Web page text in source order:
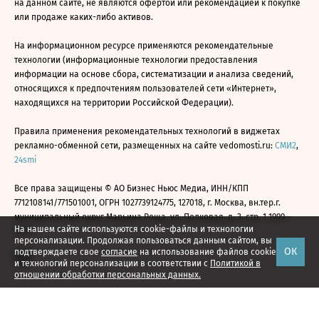
На нашем сайте используются cookie-файлы и технологии
персонализации. Продолжая пользоваться данным сайтом, вы
подтверждаете свое согласие на использование файлов cookie
и технологий персонализации в соответствии с Политикой в
отношении обработки персональных данных.
ОК
на данном сайте, не являются офертой или рекомендацией к покупке
или продаже каких-либо активов.
На информационном ресурсе применяются рекомендательные
технологии (информационные технологии предоставления
информации на основе сбора, систематизации и анализа сведений,
относящихся к предпочтениям пользователей сети «Интернет»,
находящихся на территории Российской Федерации).
Правила применения рекомендательных технологий в виджетах
рекламно-обменной сети, размещенных на сайте vedomosti.ru: СМИ2,
24smi
Все права защищены © АО Бизнес Ньюс Медиа, ИНН/КПП
7712108141/771501001, ОГРН 1027739124775, 127018, г. Москва, вн.тер.г.
муниципальный округ Марьина Роща, ул. Полковая, д. 3, стр. 1 1999—
2026